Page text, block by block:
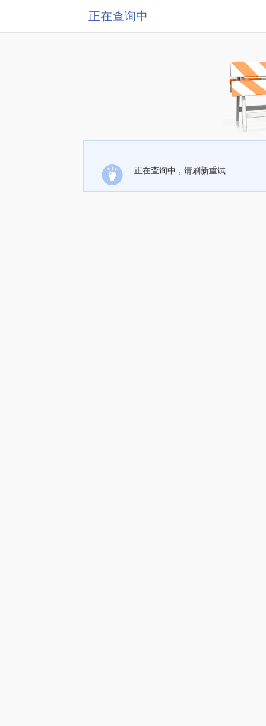
正在查询中
正在查询中，请刷新重试